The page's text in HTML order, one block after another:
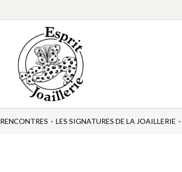
RENCONTRES LES SIGNATURES DE LA JOAILLERIE